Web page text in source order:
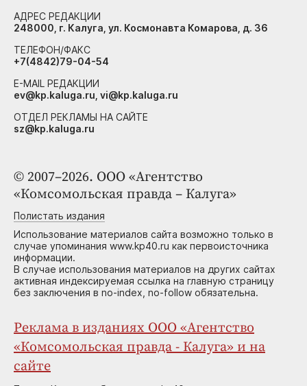
© 2007–2026. ООО «Агентство
«Комсомольская правда – Калуга»
Полистать издания
Использование материалов сайта возможно только в
случае упоминания www.kp40.ru как первоисточника
информации.
В случае использования материалов на других сайтах
активная индексируемая ссылка на главную страницу
без заключения в no-index, no-follow обязательна.
Реклама в изданиях ООО «Агентство
«Комсомольская правда - Калуга» и на
сайте
АДРЕС РЕДАКЦИИ
248000, г. Калуга, ул. Космонавта Комарова, д. 36
ТЕЛЕФОН/ФАКС
+7(4842)79-04-54
E-MAIL РЕДАКЦИИ
ev@kp.kaluga.ru, vi@kp.kaluga.ru
ОТДЕЛ РЕКЛАМЫ НА САЙТЕ
sz@kp.kaluga.ru